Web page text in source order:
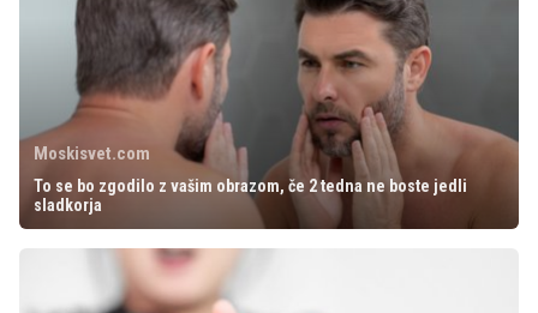
Moskisvet.com
To se bo zgodilo z vašim obrazom, če 2 tedna ne boste jedli
sladkorja